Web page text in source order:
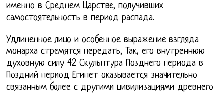
именно в Среднем Царстве, получивших
самостоятельность в период распада.
Удлиненное лицо и особенное выражение взгляда
монарха стремятся передать, Так, его внутреннюю
духовную силу 42 Скульптура Позднего периода в
Поздний период Египет оказывается значительно
связанным более с другими цивилизациями древнего